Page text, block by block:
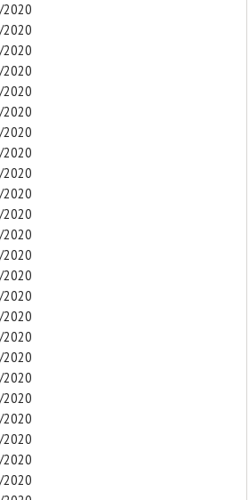
2020
2020
2020
2020
2020
2020
2020
2020
2020
2020
2020
2020
2020
2020
2020
2020
2020
2020
2020
2020
2020
2020
2020
2020